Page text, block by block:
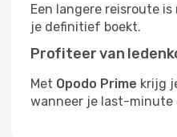
Een langere reisroute
je definitief boekt.
Profiteer van
Met Opodo Prime krijg
wanneer je last-minute